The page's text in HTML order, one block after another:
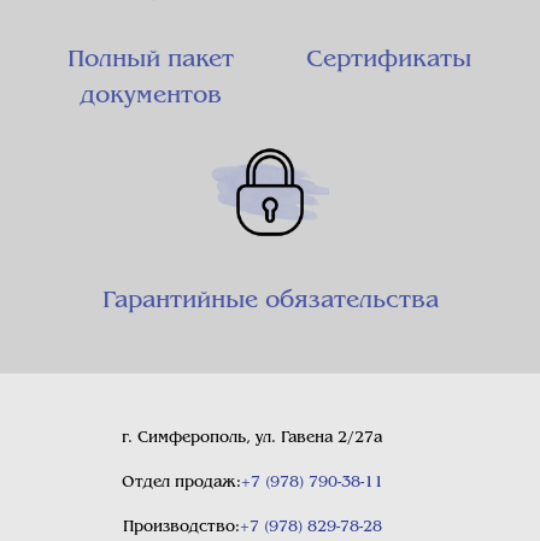
Полный пакет
документов
Сертификаты
Гарантийные обязательства
г. Симферополь, ул. Гавена 2/27а
Отдел продаж:+7 (978) 790-38-11
Производство:+7 (978) 829-78-28